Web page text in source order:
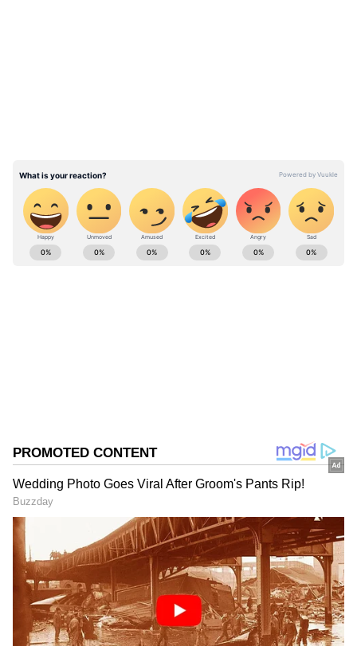
ABOUT THE AUTHOR
DOWNLOAD APP